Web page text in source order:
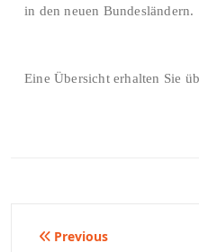
in den neuen Bundesländern.
Eine Übersicht erhalten Sie
Beitragsnavigation
Previous